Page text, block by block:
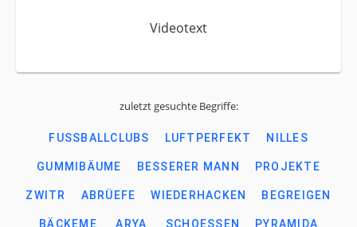
Videotext
zuletzt gesuchte Begriffe:
FUSSBALLCLUBS LUFTPERFEKT NILLES
GUMMIBÄUME BESSERER MANN PROJEKTE
ZWITR ABRÜEFE WIEDERHACKEN BEGREIGEN
BÄCKEME ARYA SCHOESSEN PYRAMIDA